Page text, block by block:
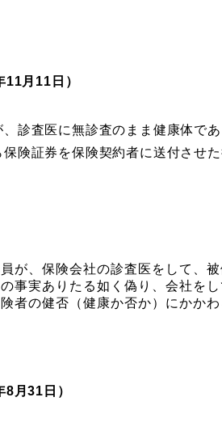
月11日）
診査医に無診査のまま健康体で
険証券を保険契約者に送付させ
が、保険会社の診査医をして、
事実ありたる如く偽り、会社を
者の健否（健康か否か）にかか
月31日）